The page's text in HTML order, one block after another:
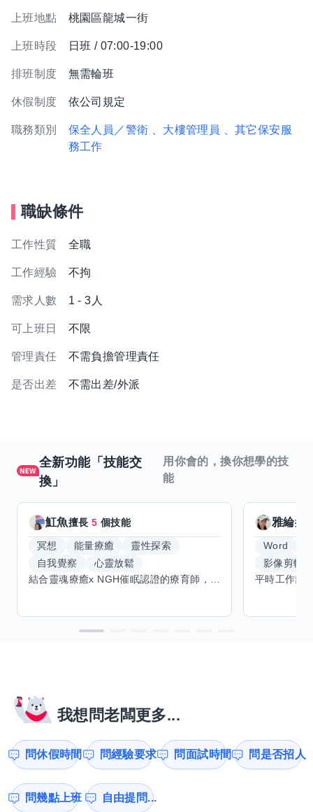
上班地點 桃園區龍城一街
上班時段 日班 / 07:00-19:00
排班制度 無需輪班
休假制度 依公司規定
職務類別 保全人員／警衛 、大樓管理員
、其它保安服
務工作
職缺條件
工作性質 全職
工作經驗 不拘
需求人數 1 - 3人
可上班日 不限
管理責任 不需負擔管理責任
是否出差 不需出差/外派
全新功能「技能交
換」
用你會的，換你想學的技
能
魟魚擅長5 個技能
冥想 能量療癒
靈性探索
自我覺察
心靈放鬆
雅綸擅
Word
影像剪輯
我想問老闆更多...
問休假時間 問經驗要求 問面試時間 問是否招人
問幾點上班 自由提問...